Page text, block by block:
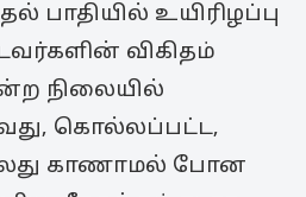
பாதியில் உயிரிழப்பு
விகிதம்
நிலையில்
கொல்லப்பட்ட,
காணாமல் போன